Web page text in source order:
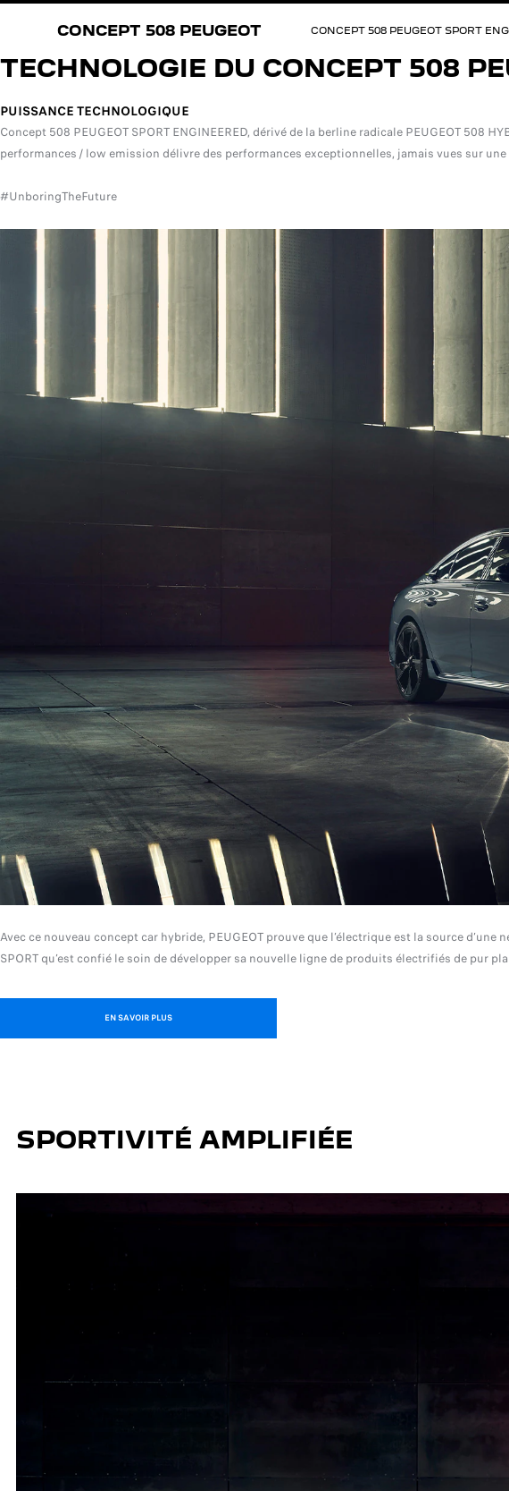
CONCEPT 508 PEUGEOT CONCEPT 508 PEUGEOT SPORT
TECHNOLOGIE DU CONCEPT 508
PUISSANCE TECHNOLOGIQUE
Concept 508 PEUGEOT SPORT ENGINEERED, dérivé de la berline radicale PEUGEOT
performances / low emission délivre des performances exceptionnelles, jamais vues sur
#UnboringTheFuture
Avec ce nouveau concept car hybride, PEUGEOT prouve que l’électrique est la source
SPORT qu’est confié le soin de développer sa nouvelle ligne de produits électrifiés de pur
EN SAVOIR PLUS
SPORTIVITÉ AMPLIFIÉE